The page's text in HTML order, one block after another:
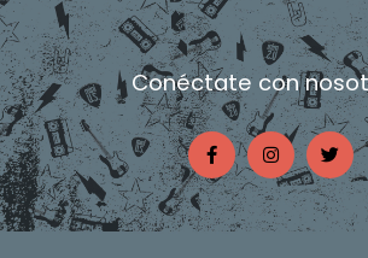
Conéctate con
F
a
c
e
b
o
o
I
n
s
t
a
g
r
T
w
i
t
t
e